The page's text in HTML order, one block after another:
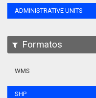
ADMINISTRATIVE UNITS
Formatos
WMS
SHP